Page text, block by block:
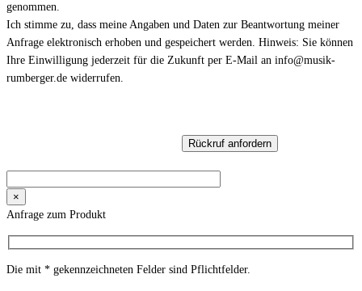
genommen.
Ich stimme zu, dass meine Angaben und Daten zur Beantwortung meiner
Anfrage elektronisch erhoben und gespeichert werden. Hinweis: Sie können
Ihre Einwilligung jederzeit für die Zukunft per E-Mail an info@musik-
rumberger.de widerrufen.
×
Anfrage zum Produkt
Die mit * gekennzeichneten Felder sind Pflichtfelder.